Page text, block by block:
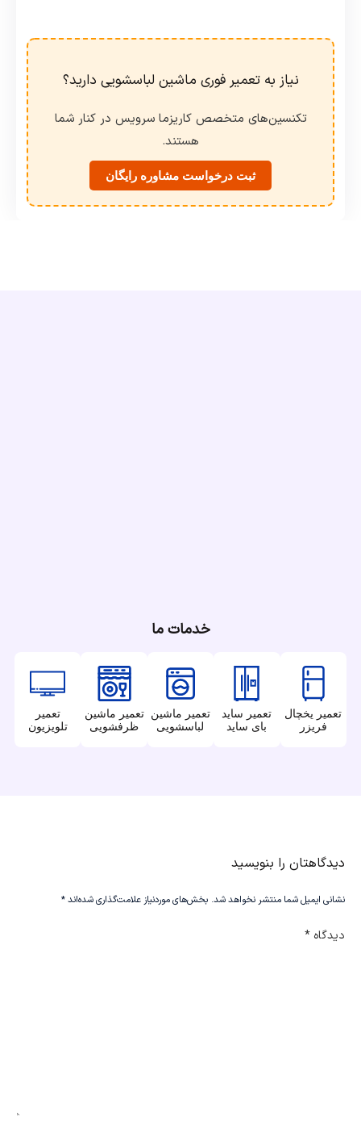
نیاز به تعمیر فوری ماشین لباسشویی دارید؟
تکنسین‌های متخصص کاریزما سرویس در کنار شما
هستند.
ثبت درخواست مشاوره رایگان
خدمات ما
تعمیر یخچال
فریزر
تعمیر ساید
بای ساید
تعمیر ماشین
لباسشویی
تعمیر ماشین
ظرفشویی
تعمیر
تلویزیون
دیدگاهتان را بنویسید
نشانی ایمیل شما منتشر نخواهد شد. بخش‌های موردنیاز علامت‌گذاری شده‌اند*
دیدگاه *